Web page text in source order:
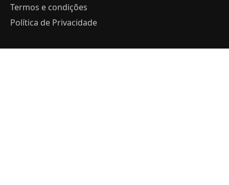
Termos e condições
Política de Privacidade